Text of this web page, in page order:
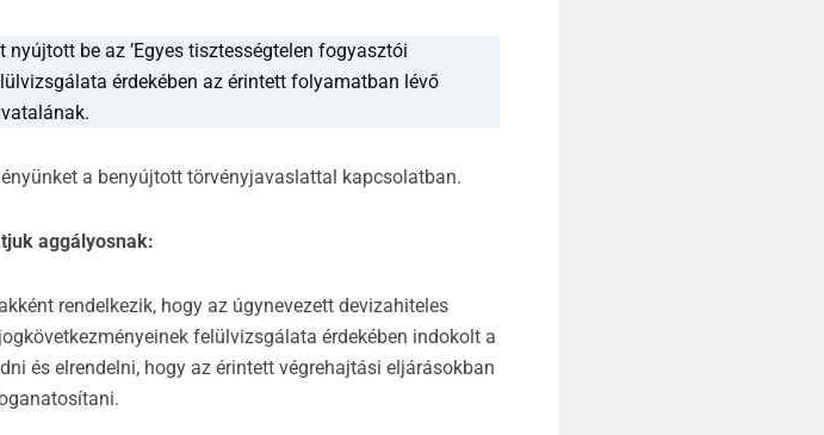
be az ’Egyes tisztességtelen fogyasztói
érdekében az érintett folyamatban lévő
a benyújtott törvényjavaslattal kapcsolatban.
aggályosnak:
rendelkezik, hogy az úgynevezett devizahiteles
felülvizsgálata érdekében indokolt a
és elrendelni, hogy az érintett végrehajtási eljárásokban